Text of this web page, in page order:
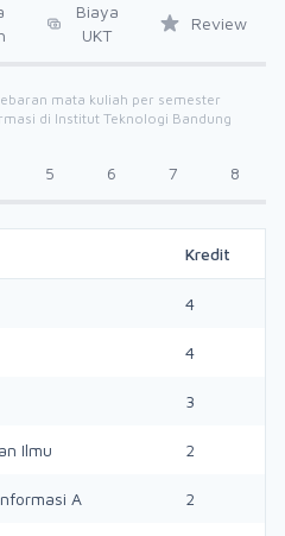
Biaya
UKT
Review
mata kuliah per semester
di Institut Teknologi Bandung
5 6 7 8
Kredit
4
4
3
Ilmu 2
A 2